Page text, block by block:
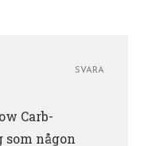
Carb-
som någon
SVARA